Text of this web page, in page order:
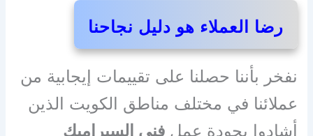
رضا العملاء هو دليل نجاحنا
نفخر بأننا حصلنا على تقييمات إيجابية من
عملائنا في مختلف مناطق الكويت الذين
أشادوا بجودة عملفني السيراميك